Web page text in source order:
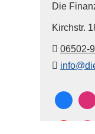
Die
Kirchstr.
06502-